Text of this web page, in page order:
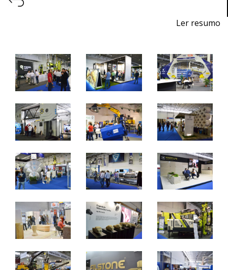
Ler resumo
Pavimentos, Revestimentos para a Construção Civil.
Máquinas, Ferramentas e Acessórios.
quarta a sábado - 10h / 19h